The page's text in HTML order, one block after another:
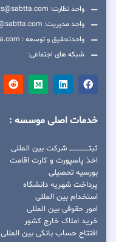
واحد نظارت: complaints@sabtta.com
واحد مدیریت: manager@sabtta.com
واحدتحقیق و توسعه : backend@sabtta.com
شبکه های اجتماعی:
خدمات اصلی موسسه :
ثبتــــــــــــــــ شرکت بین المللی
اخذ پاسپورت و کارت اقامت
بورسیه تحصیلی
پرداخت شهریه دانشگاه
استخدام بین المللی
امور حقوقی بین المللی
خرید املاک خارج کشور
افتتاح حساب بانکی بین المللی